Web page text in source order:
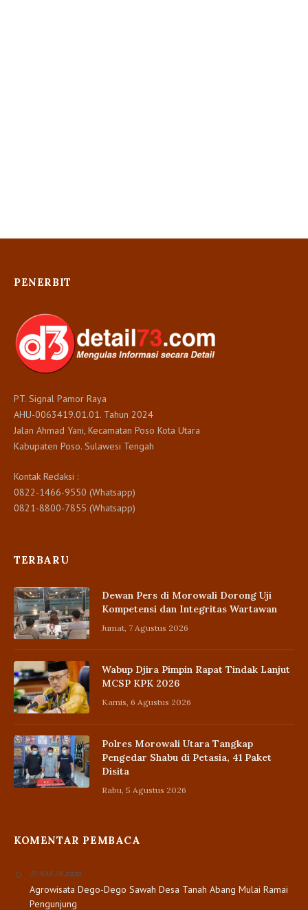
PENERBIT
PT. Signal Pamor Raya
AHU-0063419.01.01. Tahun 2024
Jalan Ahmad Yani, Kecamatan Poso Kota Utara
Kabupaten Poso. Sulawesi Tengah
Kontak Redaksi :
0822-1466-9550 (Whatsapp)
0821-8800-7855 (Whatsapp)
TERBARU
Dewan Pers di Morowali Dorong Uji
Kompetensi dan Integritas Wartawan
Jumat, 7 Agustus 2026
Wabup Djira Pimpin Rapat Tindak Lanjut
MCSP KPK 2026
Kamis, 6 Agustus 2026
Polres Morowali Utara Tangkap
Pengedar Shabu di Petasia, 41 Paket
Disita
Rabu, 5 Agustus 2026
KOMENTAR PEMBACA
JUNAEDIpada
Agrowisata Dego-Dego Sawah Desa Tanah Abang Mulai Ramai
Pengunjung